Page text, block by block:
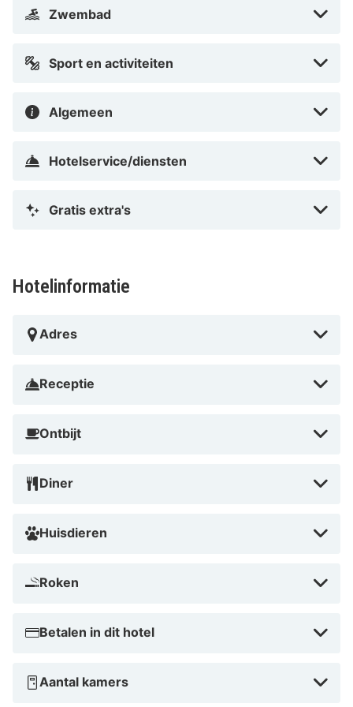
Zwembad
Sport en activiteiten
Algemeen
Hotelservice/diensten
Gratis extra's
Hotelinformatie
Adres
Receptie
Ontbijt
Diner
Huisdieren
Roken
Betalen in dit hotel
Aantal kamers